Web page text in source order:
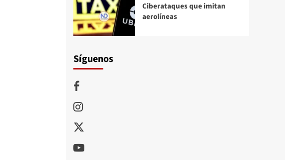
Ciberataques que imitan
aerolíneas
Síguenos